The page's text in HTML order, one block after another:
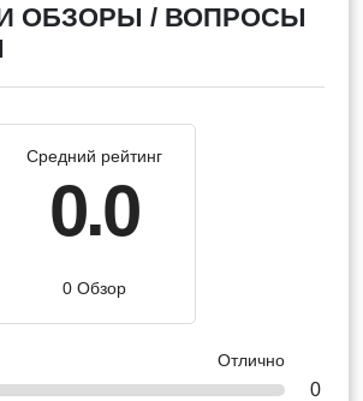
ОБЗОРЫ / ВОПРОСЫ
Средний рейтинг
0.0
0 Обзор
Отлично
0